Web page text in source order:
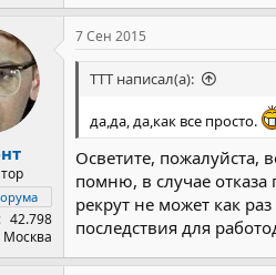
42.798
Москва
7 Сен 2015
TTT написал(а):
да,да, да,как все просто.
Осветите, пожалуйста,
помню, в случае отказа
рекрут не может как
последствия для